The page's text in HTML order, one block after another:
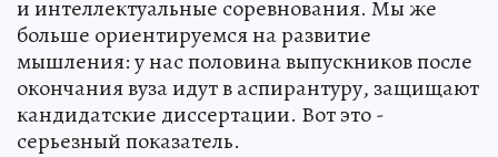
и интеллектуальные соревнования. Мы же
больше ориентируемся на развитие
мышления: у нас половина выпускников после
окончания вуза идут в аспирантуру, защищают
кандидатские диссертации. Вот это -
серьезный показатель.